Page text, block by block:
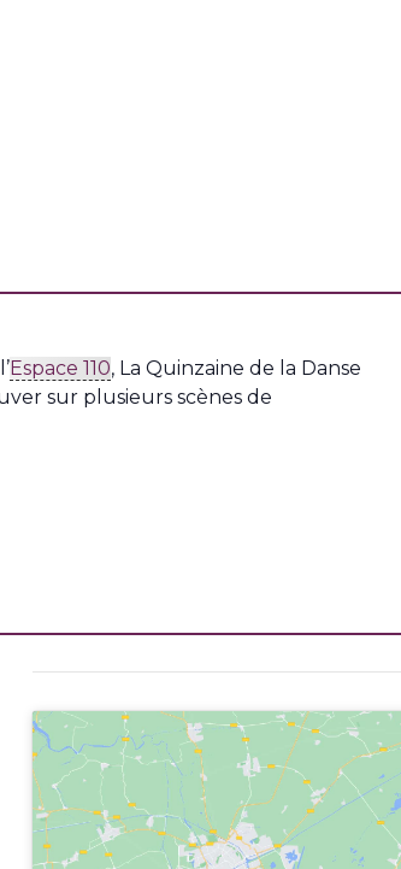
Espace 110, La Quinzaine de la Danse
sur plusieurs scènes de